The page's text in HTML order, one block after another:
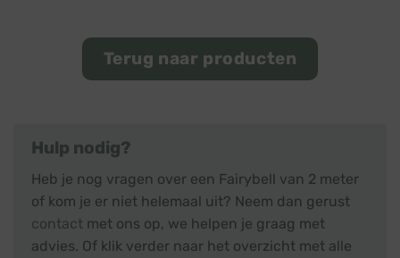
Terug naar producten
Hulp nodig?
Heb je nog vragen over een Fairybell van 2 meter
of kom je er niet helemaal uit? Neem dan gerust
contact met ons op, we helpen je graag met
advies. Of klik verder naar het overzicht met alle